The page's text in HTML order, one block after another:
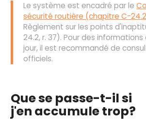
Le système est encadré par le
sécurité routière (chapitre C-
Règlement sur les points
24.2, r. 37). Pour des
jour, il est recommandé de
officiels.
Que se passe-t-il si
j'en accumule trop?